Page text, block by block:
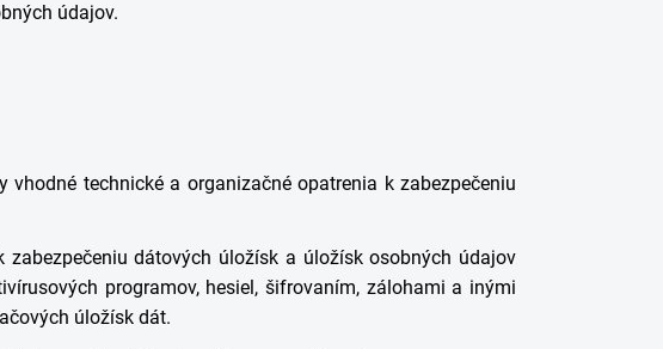
údajov.
vhodné technické a organizačné opatrenia k zabezpečeniu
zabezpečeniu dátových úložísk a úložísk osobných údajov
programov, hesiel, šifrovaním, zálohami a inými
úložísk dát.